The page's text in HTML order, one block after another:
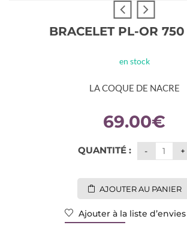
BRACELET PL-OR
en stock
LA COQUE DE NACRE
69.00€
QUANTITÉ :
AJOUTER AU PANIER
Ajouter à la liste d’envies